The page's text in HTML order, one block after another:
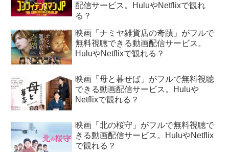
配信サービス。HuluやNetflixで観れ
る？
映画「ナミヤ雑貨店の奇蹟」がフルで
無料視聴できる動画配信サービス。
HuluやNetflixで観れる？
映画「母と暮せば」がフルで無料視聴
できる動画配信サービス。Huluや
Netflixで観れる？
映画「北の桜守」がフルで無料視聴で
きる動画配信サービス。HuluやNetflix
で観れる？